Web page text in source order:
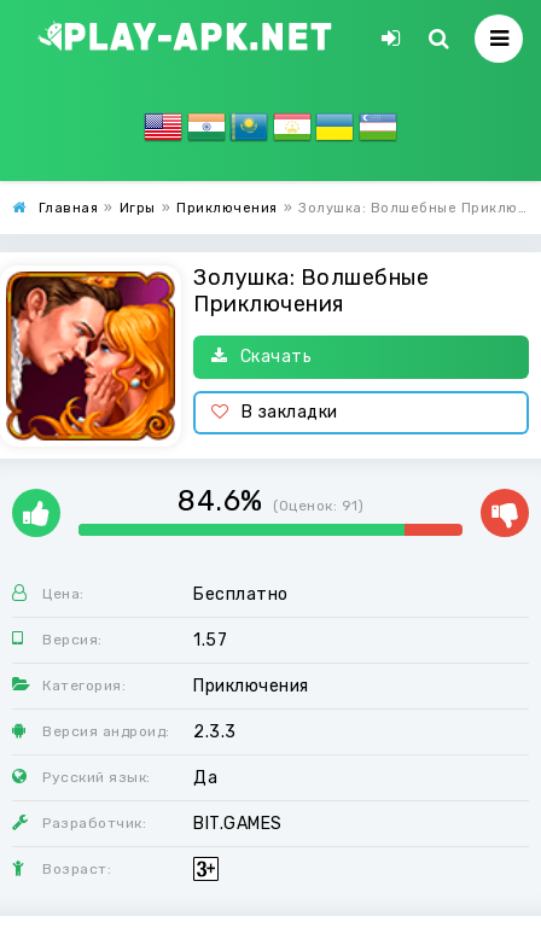
Главная » Игры » Приключения » Золушка: Волшебные Приключения
Золушка: Волшебные
Приключения
Скачать
В закладки
84.6% (Оценок: 91)
Цена: Бесплатно
Версия: 1.57
Категория: Приключения
Версия андроид: 2.3.3
Русский язык: Да
Разработчик: BIT.GAMES
Возраст: